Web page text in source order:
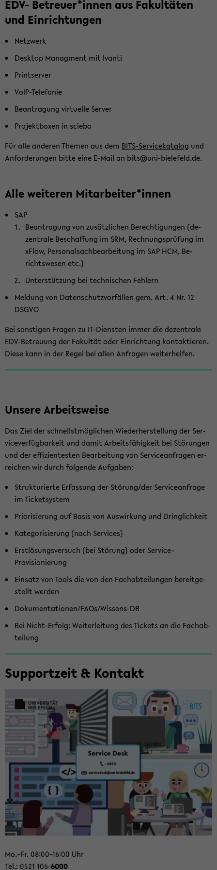
Haupt­
der
Sek­
ti­
on
wech­
seln
Sup­port­zeit & Kon­takt
Mo.–Fr. 08:00–16:00 Uhr
Tel.: 0521 106-6000
EDV- Be­treu­er*innen aus Fa­kul­tä­ten
und Ein­rich­tun­gen
Netz­werk
Desk­top Ma­nag­ment mit Ivan­ti
Print­ser­ver
VoIP-​Telefonie
Be­an­tra­gung vir­tu­el­le Ser­ver
Pro­jekt­bo­xen in scie­bo
Für alle an­de­ren The­men aus dem BITS-​Servicekatalog und
An­for­de­run­gen bitte eine E-​Mail an bits@uni-​bielefeld.de.
Alle wei­te­ren Mit­ar­bei­ter*innen
SAP
Be­an­tra­gung von zu­sätz­li­chen Be­rech­ti­gun­gen (de­
zen­tra­le Be­schaf­fung im SRM, Rech­nungs­prü­fung im
xFlow, Per­so­nal­sach­be­ar­bei­tung im SAP HCM, Be­
richts­we­sen etc.)
Un­ter­stüt­zung bei tech­ni­schen Feh­lern
Mel­dung von Da­ten­schutz­vor­fäl­len gem. Art. 4 Nr. 12
DSGVO
Bei sons­ti­gen Fra­gen zu IT-​Diensten immer die de­zen­tra­le
EDV-​Betreuung der Fa­kul­tät oder Ein­rich­tung kon­tak­tie­ren.
Diese kann in der Regel bei allen An­fra­gen wei­ter­hel­fen.
Un­se­re Ar­beits­wei­se
Das Ziel der schnellst­mög­li­chen Wie­der­her­stel­lung der Ser­
vice­ver­füg­bar­keit und damit Ar­beits­fä­hig­keit bei Stö­run­gen
und der ef­fi­zi­en­tes­ten Be­ar­bei­tung von Ser­vice­an­fra­gen er­
rei­chen wir durch fol­gen­de Auf­ga­ben:
Struk­tu­rier­te Er­fas­sung der Stö­rung/d­er Ser­vice­an­fra­ge
im Ti­cket­sys­tem
Prio­ri­sie­rung auf Basis von Aus­wir­kung und Dring­lich­keit
Ka­te­go­ri­sie­rung (nach Ser­vices)
Erst­lö­sungs­ver­such (bei Stö­rung) oder Service-​
Provisionierung
Ein­satz von Tools die von den Fach­ab­tei­lun­gen be­reit­ge­
stellt wer­den
Do­ku­men­ta­tio­nen/FAQs/Wissens-​DB
Bei Nicht-​Erfolg: Wei­ter­lei­tung des Ti­ckets an die Fach­ab­
tei­lung